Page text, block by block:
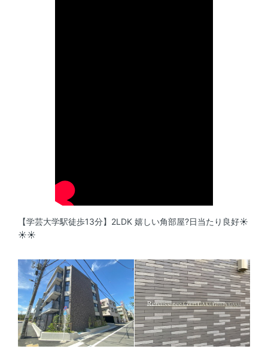
【学芸大学駅徒歩13分】2LDK 嬉しい角部屋?日当たり良好☀️
☀️☀️